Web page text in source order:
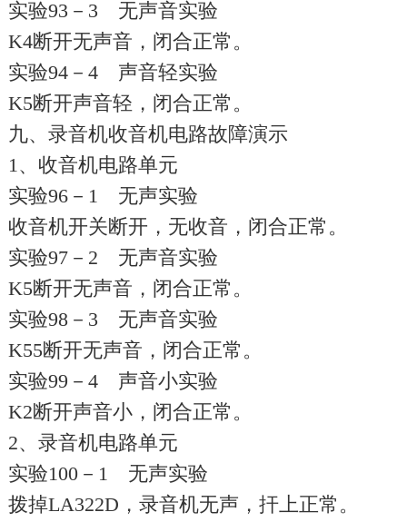
实验93－3 无声音实验
K4断开无声音，闭合正常。
实验94－4 声音轻实验
K5断开声音轻，闭合正常。
九、录音机收音机电路故障演示
1、收音机电路单元
实验96－1 无声实验
收音机开关断开，无收音，闭合正常。
实验97－2 无声音实验
K5断开无声音，闭合正常。
实验98－3 无声音实验
K55断开无声音，闭合正常。
实验99－4 声音小实验
K2断开声音小，闭合正常。
2、录音机电路单元
实验100－1 无声实验
拨掉LA322D，录音机无声，扞上正常。